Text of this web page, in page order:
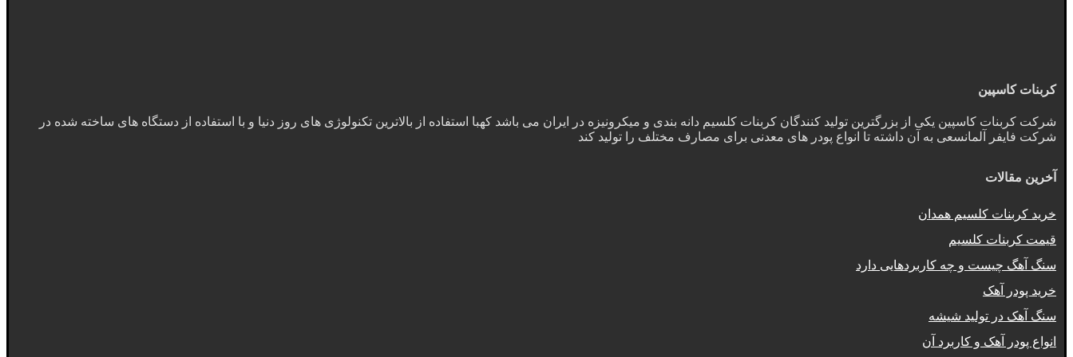
کربنات کاسپین
شرکت کربنات کاسپین یکی از بزرگترین تولید کنندگان کربنات کلسیم دانه بندی و میکرونیزه در ایران می باشد کهبا استفاده از بالاترین تکنولوژی های روز دنیا و با استفاده از دستگاه های ساخته شده در
شرکت فایفر آلمانسعی به آن داشته تا انواع پودر های معدنی برای مصارف مختلف را تولید کند
آخرین مقالات
خرید کربنات کلسیم همدان
قیمت کربنات کلسیم
سنگ آهگ چیست و چه کاربردهایی دارد
خرید پودر آهک
سنگ آهک در تولید شیشه
انواع پودر آهک و کاربرد آن